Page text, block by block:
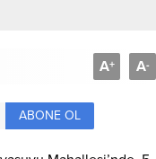
A+ A-
ABONE OL